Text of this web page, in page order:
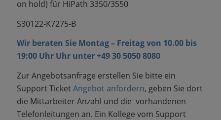
on hold) für HiPath 3350/3550
S30122-K7275-B
Wir beraten Sie Montag – Freitag von 10.00 bis
19:00 Uhr Uhr unter+49 30 5050 8080
Zur Angebotsanfrage erstellen Sie bitte ein
Support TicketAngebot anfordern, geben Sie dort
die Mittarbeiter Anzahl und die vorhandenen
Telefonleitungen an. Ein Kollege vom Support